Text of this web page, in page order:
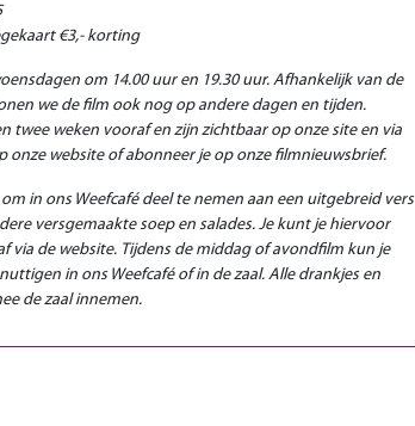
€3,- korting
om 14.00 uur en 19.30 uur. Afhankelijk van de
we de film ook nog op andere dagen en tijden.
twee weken vooraf en zijn zichtbaar op onze site en via
onze website of abonneer je op onze filmnieuwsbrief.
in ons Weefcafé deel te nemen aan een uitgebreid vers
versgemaakte soep en salades. Je kunt je hiervoor
via de website. Tijdens de middag of avondfilm kun je
in ons Weefcafé of in de zaal. Alle drankjes en
de zaal innemen.